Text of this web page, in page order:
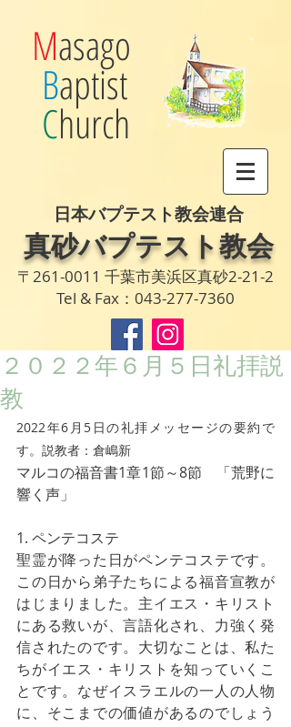
Masago
Baptist
Church
日本バプテスト教会連合
真砂バプテスト教会
〒261-0011 千葉市美浜区真砂2-21-2
Tel & Fax：043-277-7360
２０２２年６月５日礼拝説
教
2022年6月5日の礼拝メッセージの要約で
す。説教者：倉嶋新
マルコの福音書1章1節～8節　「荒野に
響く声」
1. ペンテコステ
聖霊が降った日がペンテコステです。
この日から弟子たちによる福音宣教が
はじまりました。主イエス・キリスト
にある救いが、言語化され、力強く発
信されたのです。大切なことは、私た
ちがイエス・キリストを知っていくこ
とです。なぜイスラエルの一人の人物
に、そこまでの価値があるのでしょう